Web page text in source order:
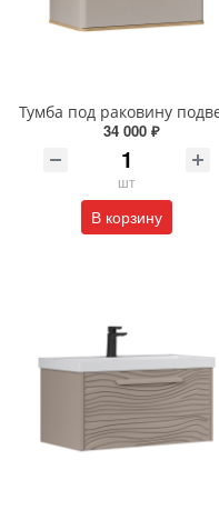
34 000 ₽
шт
В корзину